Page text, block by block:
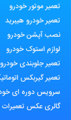
تعمیر موتور خودرو
تعمیر خودرو هیبرید
نصب آپشن خودرو
لوازم استوک خودرو
تعمیر جلوبندی خودرو
تعمیر گیربکس
سرویس دوره ای
گالری عکس